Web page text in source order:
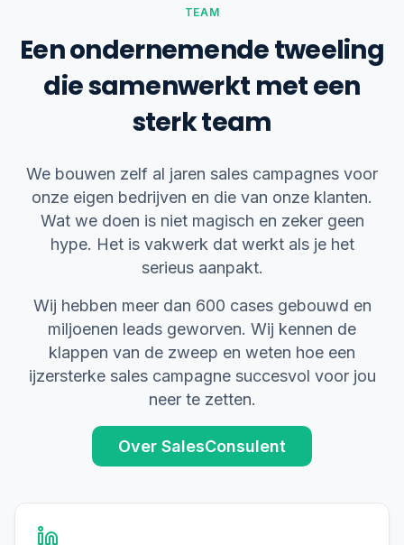
TEAM
Een ondernemende tweeling
die samenwerkt met een
sterk team
We bouwen zelf al jaren sales campagnes voor
onze eigen bedrijven en die van onze klanten.
Wat we doen is niet magisch en zeker geen
hype. Het is vakwerk dat werkt als je het
serieus aanpakt.
Wij hebben meer dan 600 cases gebouwd en
miljoenen leads geworven. Wij kennen de
klappen van de zweep en weten hoe een
ijzersterke sales campagne succesvol voor jou
neer te zetten.
Over SalesConsulent